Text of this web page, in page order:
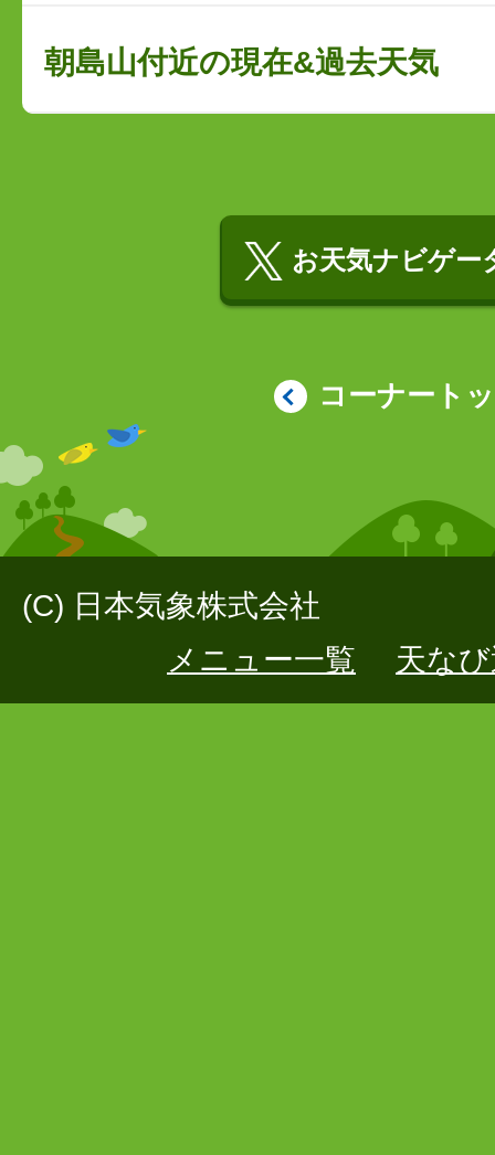
朝島山付近の現在&過去天気
お天気ナビゲー
コーナート
(C) 日本気象株式会社
メニュー一覧
天な